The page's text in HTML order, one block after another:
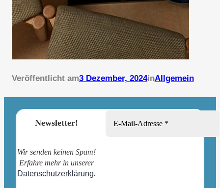
Veröffentlicht am3 Dezember, 2024inAllgemein
Newsletter!
Wir senden keinen Spam!
Erfahre mehr in unserer
Datenschutzerklärung.